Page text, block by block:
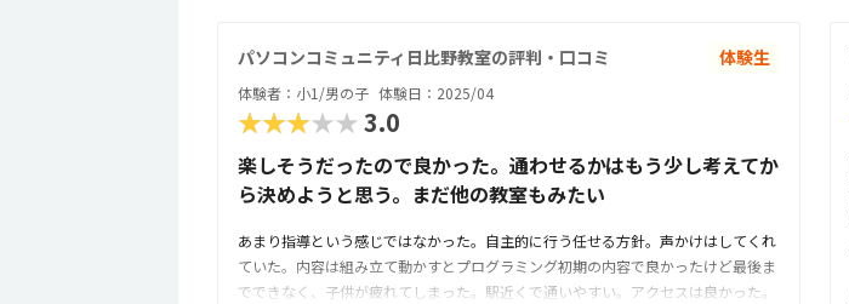
いと思いました。月謝は決して安くはないですが、将来の投資として頑張っていこ
けることが多く電話がつながりにくかったのですが、メールでフォローアップして
くださり安心感がありました。
パソコンコミュニティ日比野教室の評判・口コミ 体験生
体験者：小1/男の子 体験日：2025/04
★★★★★3.0
楽しそうだったので良かった。通わせるかはもう少し考えてか
ら決めようと思う。まだ他の教室もみたい
あまり指導という感じではなかった。自主的に行う任せる方針。声かけはしてくれ
ていた。内容は組み立て動かすとプログラミング初期の内容で良かったけど最後ま
でできなく、子供が疲れてしまった。駅近くで通いやすい。アクセスは良かった。